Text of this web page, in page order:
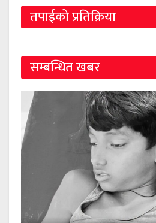
तपाईको प्रतिक्रिया
सम्बन्धित खबर